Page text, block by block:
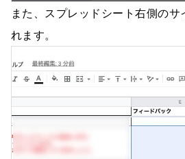
また、スプレッドシート右側のサ
れます。